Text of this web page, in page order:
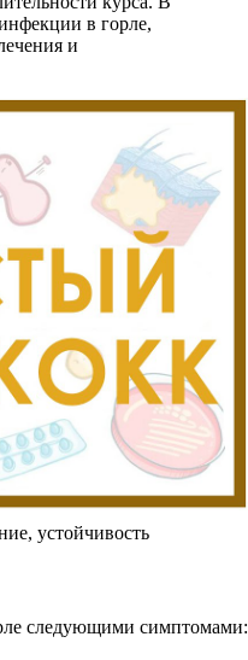
в горле,
и
устойчивость
следующими симптомами: